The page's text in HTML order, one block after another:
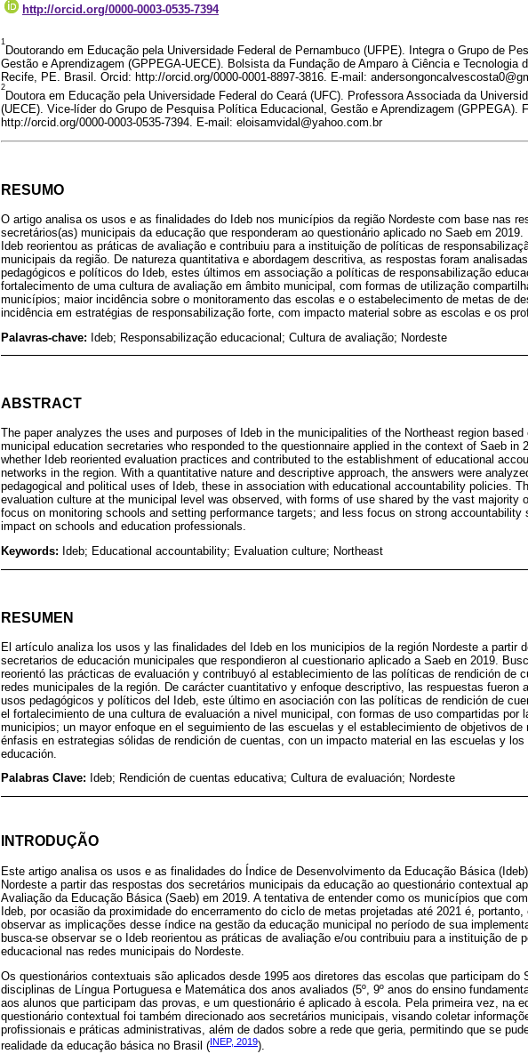
http://orcid.org/0000-0003-0535-7394
1
Doutorando em Educação pela Universidade Federal de Pernambuco (UFPE). Integra o Grupo de
Gestão e Aprendizagem (GPPEGA-UECE). Bolsista da Fundação de Amparo à Ciência e Tecnologia
Recife, PE. Brasil. Orcid: http://orcid.org/0000-0001-8897-3816. E-mail:
2
Doutora em Educação pela Universidade Federal do Ceará (UFC). Professora Associada da
(UECE). Vice-líder do Grupo de Pesquisa Política Educacional, Gestão e Aprendizagem (GPPEGA).
http://orcid.org/0000-0003-0535-7394. E-mail: eloisamvidal@yahoo.com.br
RESUMO
O artigo analisa os usos e as finalidades do Ideb nos municípios da região Nordeste com base nas
secretários(as) municipais da educação que responderam ao questionário aplicado no Saeb em
Ideb reorientou as práticas de avaliação e contribuiu para a instituição de políticas de
municipais da região. De natureza quantitativa e abordagem descritiva, as respostas foram
pedagógicos e políticos do Ideb, estes últimos em associação a políticas de responsabilização
fortalecimento de uma cultura de avaliação em âmbito municipal, com formas de utilização
municípios; maior incidência sobre o monitoramento das escolas e o estabelecimento de metas de
incidência em estratégias de responsabilização forte, com impacto material sobre as escolas e os
Palavras-chave: Ideb; Responsabilização educacional; Cultura de avaliação; Nordeste
ABSTRACT
The paper analyzes the uses and purposes of Ideb in the municipalities of the Northeast region
municipal education secretaries who responded to the questionnaire applied in the context of Saeb in
whether Ideb reoriented evaluation practices and contributed to the establishment of educational
networks in the region. With a quantitative nature and descriptive approach, the answers were
pedagogical and political uses of Ideb, these in association with educational accountability policies.
evaluation culture at the municipal level was observed, with forms of use shared by the vast majority
focus on monitoring schools and setting performance targets; and less focus on strong accountability
impact on schools and education professionals.
Keywords: Ideb; Educational accountability; Evaluation culture; Northeast
RESUMEN
El artículo analiza los usos y las finalidades del Ideb en los municipios de la región Nordeste a partir
secretarios de educación municipales que respondieron al cuestionario aplicado a Saeb en 2019.
reorientó las prácticas de evaluación y contribuyó al establecimiento de las políticas de rendición de
redes municipales de la región. De carácter cuantitativo y enfoque descriptivo, las respuestas fueron
usos pedagógicos y políticos del Ideb, este último en asociación con las políticas de rendición de
el fortalecimiento de una cultura de evaluación a nivel municipal, con formas de uso compartidas por
municipios; un mayor enfoque en el seguimiento de las escuelas y el establecimiento de objetivos de
énfasis en estrategias sólidas de rendición de cuentas, con un impacto material en las escuelas y los
educación.
Palabras Clave: Ideb; Rendición de cuentas educativa; Cultura de evaluación; Nordeste
INTRODUÇÃO
Este artigo analisa os usos e as finalidades do Índice de Desenvolvimento da Educação Básica
Nordeste a partir das respostas dos secretários municipais da educação ao questionário contextual
Avaliação da Educação Básica (Saeb) em 2019. A tentativa de entender como os municípios que
Ideb, por ocasião da proximidade do encerramento do ciclo de metas projetadas até 2021 é,
observar as implicações desse índice na gestão da educação municipal no período de sua
busca-se observar se o Ideb reorientou as práticas de avaliação e/ou contribuiu para a instituição de
educacional nas redes municipais do Nordeste.
Os questionários contextuais são aplicados desde 1995 aos diretores das escolas que participam do
disciplinas de Língua Portuguesa e Matemática dos anos avaliados (5º, 9º anos do ensino
aos alunos que participam das provas, e um questionário é aplicado à escola. Pela primeira vez, na
questionário contextual foi também direcionado aos secretários municipais, visando coletar
profissionais e práticas administrativas, além de dados sobre a rede que geria, permitindo que se
realidade da educação básica no Brasil (INEP, 2019).